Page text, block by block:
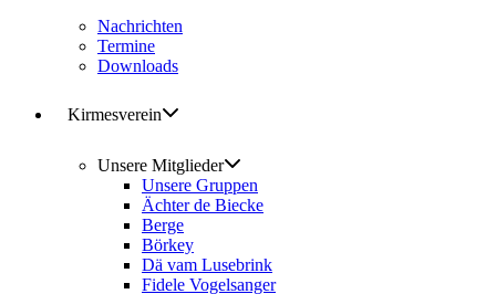
Nachrichten
Termine
Downloads
Kirmesverein
Unsere Mitglieder
Unsere Gruppen
Ächter de Biecke
Berge
Börkey
Dä vam Lusebrink
Fidele Vogelsanger